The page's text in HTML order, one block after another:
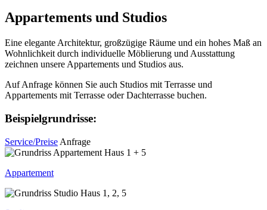
Appartements und Studios
Eine elegante Architektur, großzügige Räume und ein hohes Maß an
Wohnlichkeit durch individuelle Möblierung und Ausstattung
zeichnen unsere Appartements und Studios aus.
Auf Anfrage können Sie auch Studios mit Terrasse und
Appartements mit Terrasse oder Dachterrasse buchen.
Beispielgrundrisse:
Service/Preise Anfrage
Appartement